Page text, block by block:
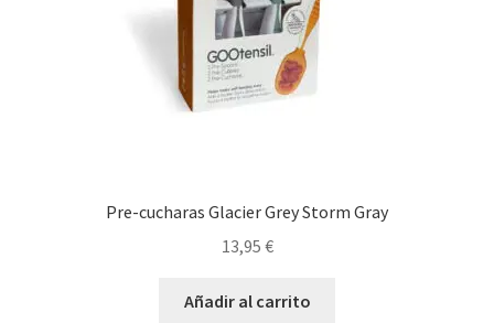
Pre-cucharas Glacier Grey Storm Gray
13,95 €
Añadir al carrito